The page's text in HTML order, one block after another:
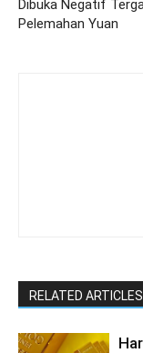
Dibuka Negatif
Pelemahan Yuan
RELATED ARTICLES